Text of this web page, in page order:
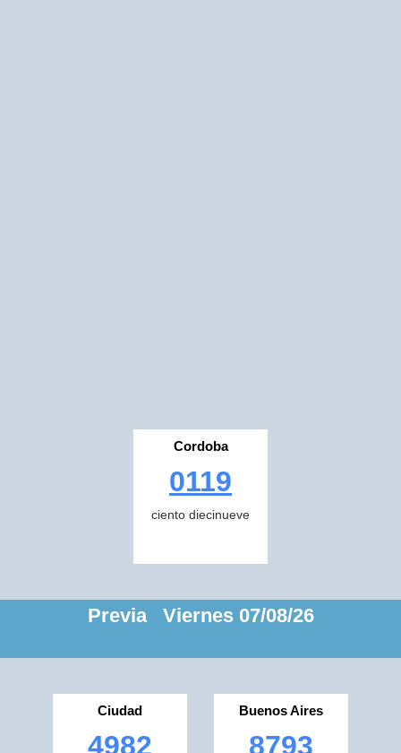
Cordoba
0119
ciento diecinueve
Previa Viernes 07/08/26
Ciudad
4982
Buenos Aires
8793